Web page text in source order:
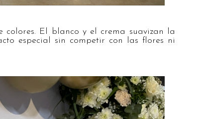
El blanco y el crema suavizan la
especial sin competir con las flores ni